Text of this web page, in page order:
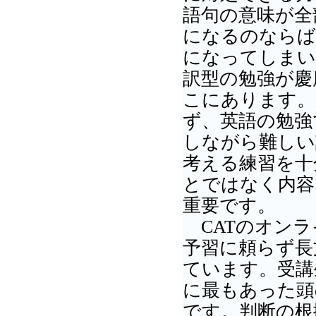
語句の意味が
になるのなら
になってしま
訳型の勉強が
こにあります
ず、英語の勉
しながら難し
考える練習を
とではなく内
重要です。
CATのオンラ
予習に頼らず
ています。受
に最もあった
です。判断の